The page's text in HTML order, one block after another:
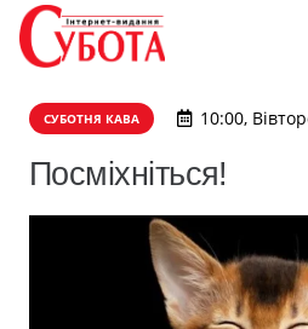
СУБОТНЯ КАВА 10:00,
Посміхніться!